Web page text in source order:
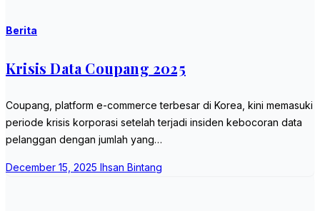
Berita
Krisis Data Coupang 2025
Coupang, platform e-commerce terbesar di Korea, kini memasuki
periode krisis korporasi setelah terjadi insiden kebocoran data
pelanggan dengan jumlah yang…
December 15, 2025 Ihsan Bintang